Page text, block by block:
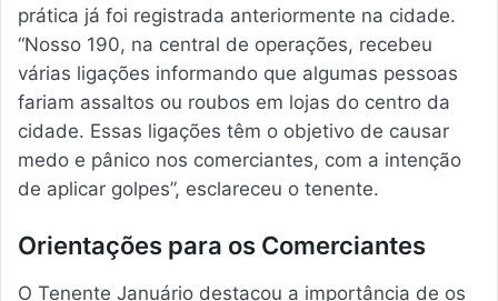
prática já foi registrada anteriormente na cidade.
“Nosso 190, na central de operações, recebeu
várias ligações informando que algumas pessoas
fariam assaltos ou roubos em lojas do centro da
cidade. Essas ligações têm o objetivo de causar
medo e pânico nos comerciantes, com a intenção
de aplicar golpes”, esclareceu o tenente.
Orientações para os Comerciantes
O Tenente Januário destacou a importância de os